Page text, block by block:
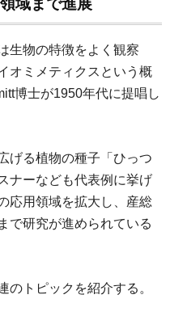
域まで進展
生物の特徴をよく観察
オミメティクスという概
博士が1950年代に提唱し
げる植物の種子「ひっつ
ナーなども代表例に挙げ
応用領域を拡大し、産総
で研究が進められている
のトピックを紹介する。